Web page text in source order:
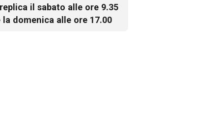
il sabato alle ore 9.35
la domenica alle ore 17.00